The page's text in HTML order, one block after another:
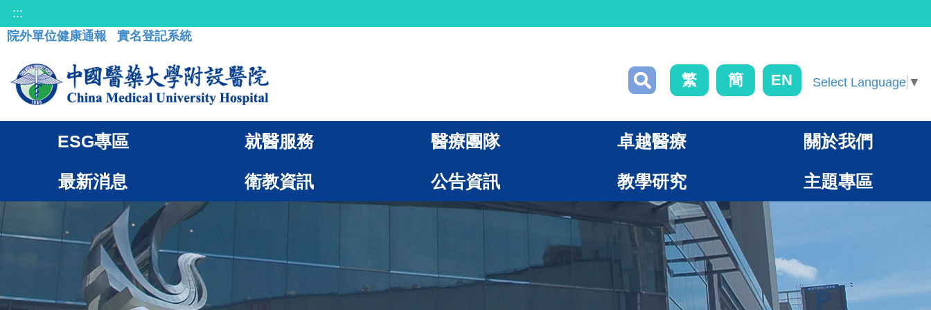
:::
院外單位健康通報
實名登記系統
繁 簡 EN Select Language ▼
ESG專區 就醫服務 醫療團隊 卓越醫療 關於我們
最新消息 衛教資訊 公告資訊 教學研究 主題專區